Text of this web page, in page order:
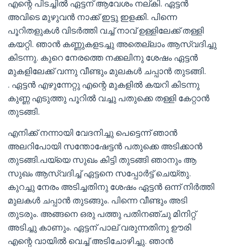
എന്റെ പിടച്ചിൽ ഏട്ടന് ആവേശം നല്കി. ഏട്ടൻ
അവിടെ മുഴുവൻ നാക്ക് ഇട്ടു ഇളക്കി. പിന്നെ
പൂറിതളുകൾ വിടർത്തി വച്ച് നാവ് ഉള്ളിലേക്ക് തള്ളി
കയറ്റി. ഞാൻ കണ്ണുകളടച്ചു അതെല്ലാം ആസ്വദിച്ചു
കിടന്നു. കുറെ നേരത്തെ നക്കലിനു ശേഷം ഏട്ടൻ
മുകളിലേക്ക് വന്നു വീണ്ടും മുലകൾ ചപ്പാൻ തുടങ്ങി.
. ഏട്ടൻ എഴുന്നേറ്റു എന്റെ മുകളിൽ കയറി കിടന്നു
കുണ്ണ എടുത്തു പൂറിൽ വച്ചു പതുക്കെ തള്ളി കേറ്റാൻ
തുടങ്ങി.
എനിക്ക് നന്നായി വേദനിച്ചു പെട്ടെന്ന് ഞാൻ
അലറിപോയി സന്തോഷേട്ടൻ പതുക്കെ അടിക്കാൻ
തുടങ്ങി.പയ്യെ സുഖം കിട്ടി തുടങ്ങി ഞാനും ആ
സുഖം ആസ്വദിച്ച് ഏട്ടനെ സപ്പോർട്ട് ചെയ്തു.
കുറച്ചു നേരം അടിച്ചതിനു ശേഷം ഏട്ടൻ ഒന്ന് നിർത്തി
മുലകൾ ചപ്പാൻ തുടങ്ങും. പിന്നെ വീണ്ടും അടി
തുടരും. അങ്ങനെ ഒരു പത്തു പതിനഞ്ചു മിനിറ്റ്
അടിച്ചു കാണും. ഏട്ടന് പാല് വരുന്നതിനു ഊരി
എന്റെ വായിൽ വെച്ച് അടിചോഴിച്ചു. ഞാൻ